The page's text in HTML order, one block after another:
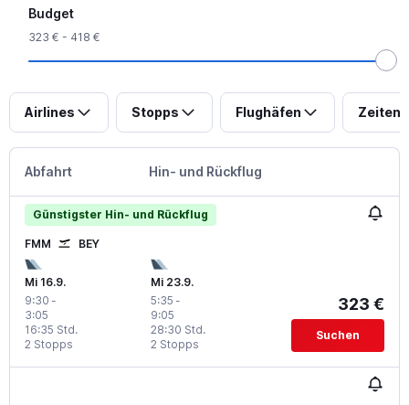
Budget
323 € - 418 €
Airlines Stopps Flughäfen Zeiten
Abfahrt Hin- und Rückflug
Günstigster Hin- und Rückflug
FMM BEY
Mi 16.9.
9:30 -
3:05
2 Stopps
16:35 Std.
Mi 23.9.
5:35 -
9:05
2 Stopps
28:30 Std.
323 €
Suchen